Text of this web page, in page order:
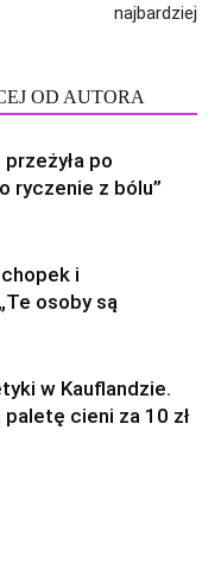
najbardziej
OD AUTORA
po
ryczenie z bólu”
i
osoby są
w Kauflandzie.
paletę cieni za 10 zł